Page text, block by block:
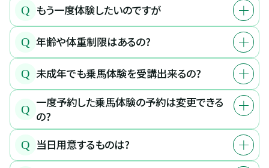
Q もう一度体験したいのですが
Q 年齢や体重制限はあるの?
Q 未成年でも乗馬体験を受講出来るの?
Q 一度予約した乗馬体験の予約は変更できる
の?
Q 当日用意するものは?